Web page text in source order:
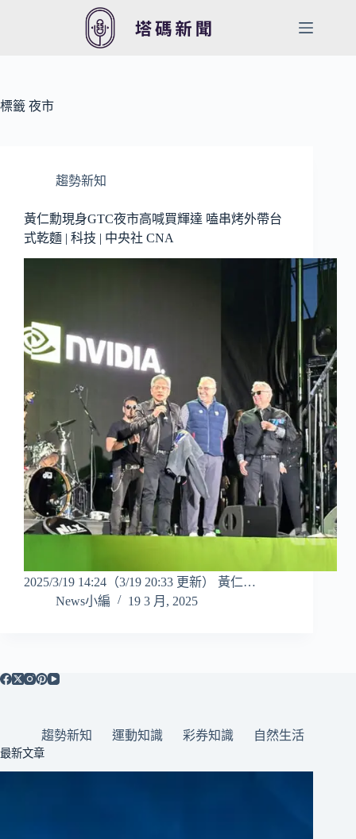
容
標籤 夜市
趨勢新知
黃仁勳現身GTC夜市高喊買輝達 嗑串烤外帶台
式乾麵 | 科技 | 中央社 CNA
2025/3/19 14:24（3/19 20:33 更新） 黃仁…
News小編
19 3 月, 2025
趨勢新知 運動知識 彩券知識 自然生活
最新文章